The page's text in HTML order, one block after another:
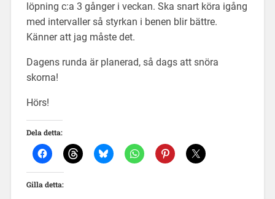
löpning c:a 3 gånger i veckan. Ska snart köra igång
med intervaller så styrkan i benen blir bättre.
Känner att jag måste det.
Dagens runda är planerad, så dags att snöra
skorna!
Hörs!
Dela detta:
Gilla detta: